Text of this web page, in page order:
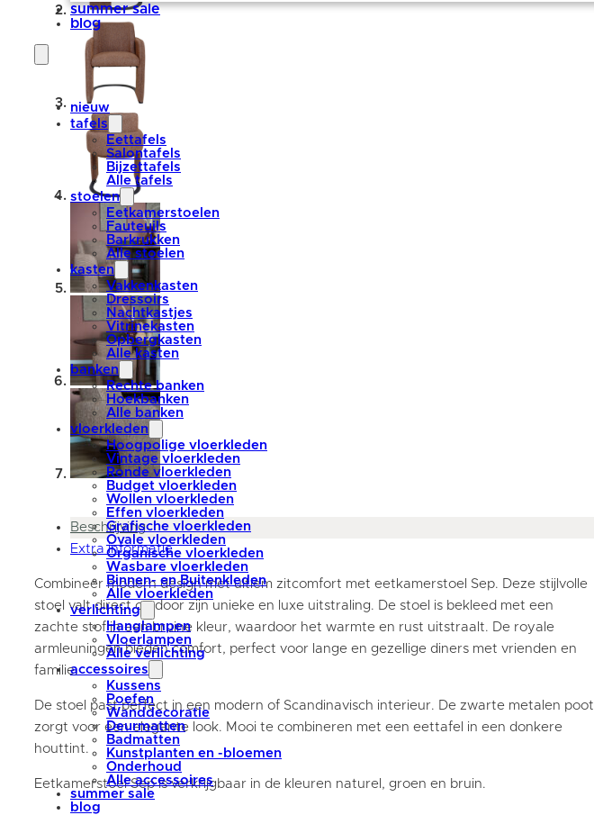
summer sale
blog
nieuw
tafels
Eettafels
Salontafels
Bijzettafels
Alle tafels
stoelen
Eetkamerstoelen
Fauteuils
Barkrukken
Alle stoelen
kasten
Vakkenkasten
Dressoirs
Nachtkastjes
Vitrinekasten
Opbergkasten
Alle kasten
banken
Rechte banken
Hoekbanken
Alle banken
vloerkleden
Hoogpolige vloerkleden
Vintage vloerkleden
Ronde vloerkleden
Budget vloerkleden
Wollen vloerkleden
Effen vloerkleden
Grafische vloerkleden
Ovale vloerkleden
Organische vloerkleden
Wasbare vloerkleden
Binnen- en Buitenkleden
Alle vloerkleden
verlichting
Hanglampen
Vloerlampen
Alle verlichting
accessoires
Kussens
Poefen
Wanddecoratie
Deurmatten
Badmatten
Kunstplanten en -bloemen
Onderhoud
Alle accessoires
summer sale
blog
Beschrijving
Extra informatie
Combineer modern design met ultiem zitcomfort met eetkamerstoel Sep. Deze stijlvolle
stoel valt direct op door zijn unieke en luxe uitstraling. De stoel is bekleed met een
zachte stof in een bruine kleur, waardoor het warmte en rust uitstraalt. De royale
armleuningen bieden comfort, perfect voor lange en gezellige diners met vrienden en
familie.
De stoel past perfect in een modern of Scandinavisch interieur. De zwarte metalen poot
zorgt voor een elegante look. Mooi te combineren met een eettafel in een donkere
houttint.
Eetkamerstoel Sep is verkrijgbaar in de kleuren naturel, groen en bruin.